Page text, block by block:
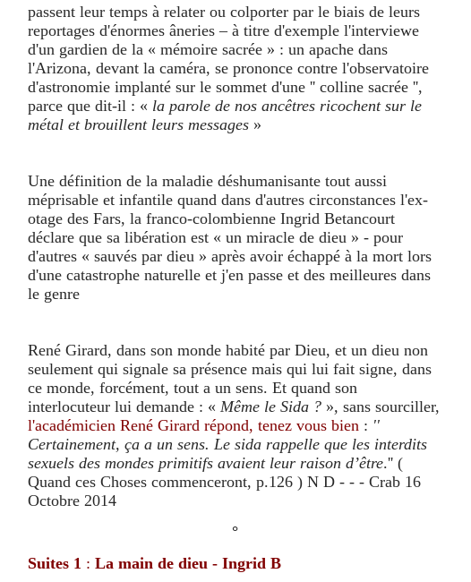
passent leur temps à relater ou colporter par le biais de leurs
reportages d'énormes âneries – à titre d'exemple l'interviewe
d'un gardien de la « mémoire sacrée » : un apache dans
l'Arizona, devant la caméra, se prononce contre l'observatoire
d'astronomie implanté sur le sommet d'une '' colline sacrée '',
parce que dit-il : « la parole de nos ancêtres ricochent sur le
métal et brouillent leurs messages »
Une définition de la maladie déshumanisante tout aussi
méprisable et infantile quand dans d'autres circonstances l'ex-
otage des Fars, la franco-colombienne Ingrid Betancourt
déclare que sa libération est « un miracle de dieu » - pour
d'autres « sauvés par dieu » après avoir échappé à la mort lors
d'une catastrophe naturelle et j'en passe et des meilleures dans
le genre
René Girard, dans son monde habité par Dieu, et un dieu non
seulement qui signale sa présence mais qui lui fait signe, dans
ce monde, forcément, tout a un sens. Et quand son
interlocuteur lui demande : « Même le Sida ? », sans sourciller,
l'académicien René Girard répond, tenez vous bien : ''
Certainement, ça a un sens. Le sida rappelle que les interdits
sexuels des mondes primitifs avaient leur raison d’être.'' (
Quand ces Choses commenceront, p.126 ) N D - - - Crab 16
Octobre 2014
°
Suites 1 : La main de dieu - Ingrid B